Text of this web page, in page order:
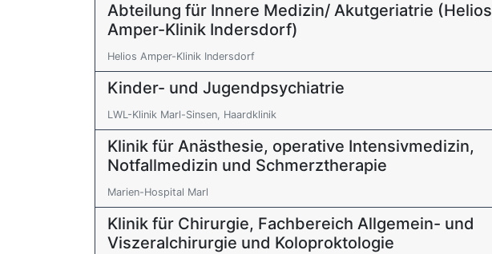
Abteilung für Innere Medizin/ Akutgeriatrie (Helios
Amper-Klinik Indersdorf)
Helios Amper-Klinik Indersdorf
Kinder- und Jugendpsychiatrie
LWL-Klinik Marl-Sinsen, Haardklinik
Klinik für Anästhesie, operative Intensivmedizin,
Notfallmedizin und Schmerztherapie
Marien-Hospital Marl
Klinik für Chirurgie, Fachbereich Allgemein- und
Viszeralchirurgie und Koloproktologie